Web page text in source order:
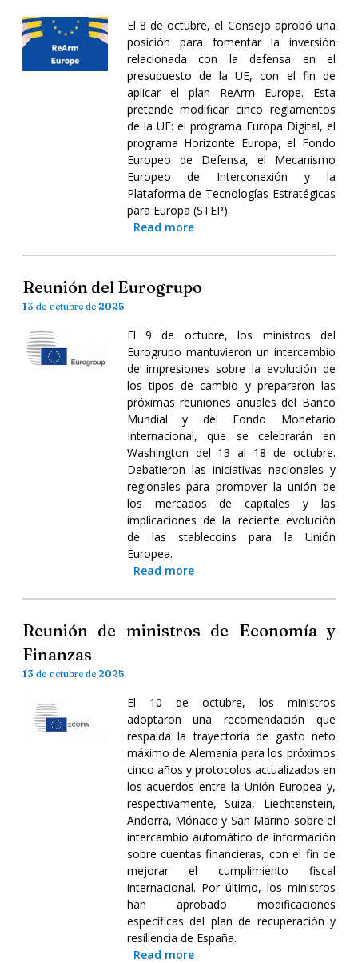
El 8 de octubre, el Consejo aprobó una
posición para fomentar la inversión
relacionada con la defensa en el
presupuesto de la UE, con el fin de
aplicar el plan ReArm Europe. Esta
pretende modificar cinco reglamentos
de la UE: el programa Europa Digital, el
programa Horizonte Europa, el Fondo
Europeo de Defensa, el Mecanismo
Europeo de Interconexión y la
Plataforma de Tecnologías Estratégicas
para Europa (STEP).
Read more
Reunión del Eurogrupo
13 de octubre de 2025
El 9 de octubre, los ministros del
Eurogrupo mantuvieron un intercambio
de impresiones sobre la evolución de
los tipos de cambio y prepararon las
próximas reuniones anuales del Banco
Mundial y del Fondo Monetario
Internacional, que se celebrarán en
Washington del 13 al 18 de octubre.
Debatieron las iniciativas nacionales y
regionales para promover la unión de
los mercados de capitales y las
implicaciones de la reciente evolución
de las stablecoins para la Unión
Europea.
Read more
Reunión de ministros de Economía y
Finanzas
13 de octubre de 2025
El 10 de octubre, los ministros
adoptaron una recomendación que
respalda la trayectoria de gasto neto
máximo de Alemania para los próximos
cinco años y protocolos actualizados en
los acuerdos entre la Unión Europea y,
respectivamente, Suiza, Liechtenstein,
Andorra, Mónaco y San Marino sobre el
intercambio automático de información
sobre cuentas financieras, con el fin de
mejorar el cumplimiento fiscal
internacional. Por último, los ministros
han aprobado modificaciones
específicas del plan de recuperación y
resiliencia de España.
Read more